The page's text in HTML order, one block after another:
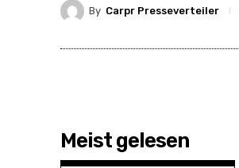
By Carpr Presseverteiler
Meist gelesen